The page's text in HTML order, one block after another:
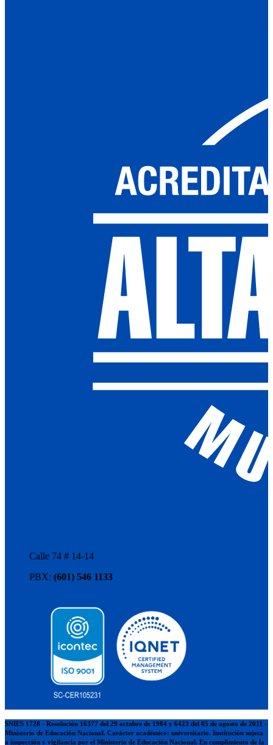
Calle 74 # 14-14
PBX: (601) 546 1133
SNIES 1728 - Resolución 16377 del 29 octubre de 1984 y 6423 del 05 de agosto de 2011 -
Ministerio de Educación Nacional. Carácter académico: universitario. Institución sujeta
a inspección y vigilancia por el Ministerio de Educación Nacional. En cumplimiento de la